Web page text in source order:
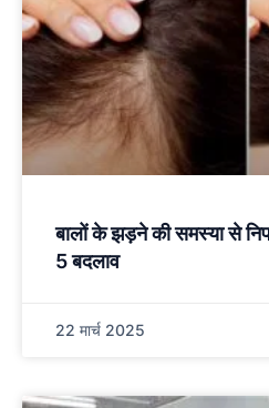
बालों के झड़ने की समस्या से
5 बदलाव
22 मार्च 2025